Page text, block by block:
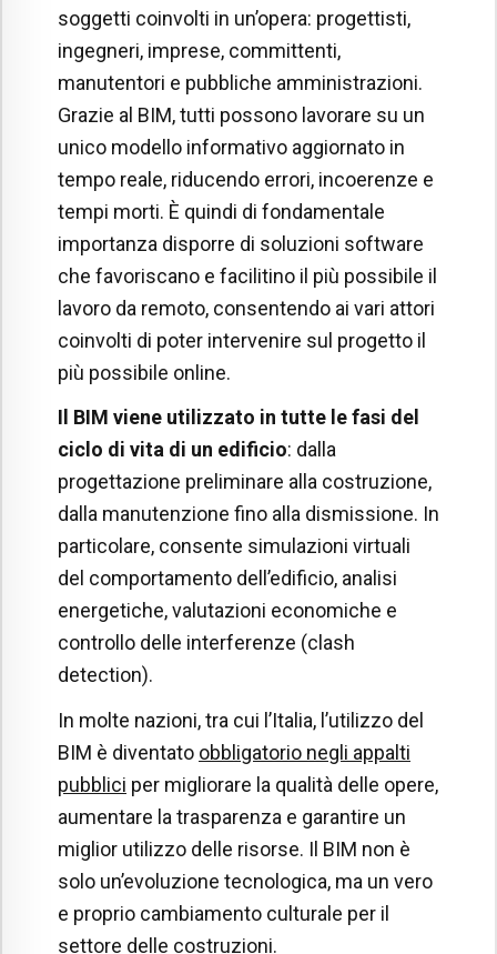
soggetti coinvolti in un’opera: progettisti,
ingegneri, imprese, committenti,
manutentori e pubbliche amministrazioni.
Grazie al BIM, tutti possono lavorare su un
unico modello informativo aggiornato in
tempo reale, riducendo errori, incoerenze e
tempi morti. È quindi di fondamentale
importanza disporre di soluzioni software
che favoriscano e facilitino il più possibile il
lavoro da remoto, consentendo ai vari attori
coinvolti di poter intervenire sul progetto il
più possibile online.
Il BIM viene utilizzato in tutte le fasi del
ciclo di vita di un edificio: dalla
progettazione preliminare alla costruzione,
dalla manutenzione fino alla dismissione. In
particolare, consente simulazioni virtuali
del comportamento dell’edificio, analisi
energetiche, valutazioni economiche e
controllo delle interferenze (clash
detection).
In molte nazioni, tra cui l’Italia, l’utilizzo del
BIM è diventato obbligatorio negli appalti
pubblici per migliorare la qualità delle opere,
aumentare la trasparenza e garantire un
miglior utilizzo delle risorse. Il BIM non è
solo un’evoluzione tecnologica, ma un vero
e proprio cambiamento culturale per il
settore delle costruzioni.